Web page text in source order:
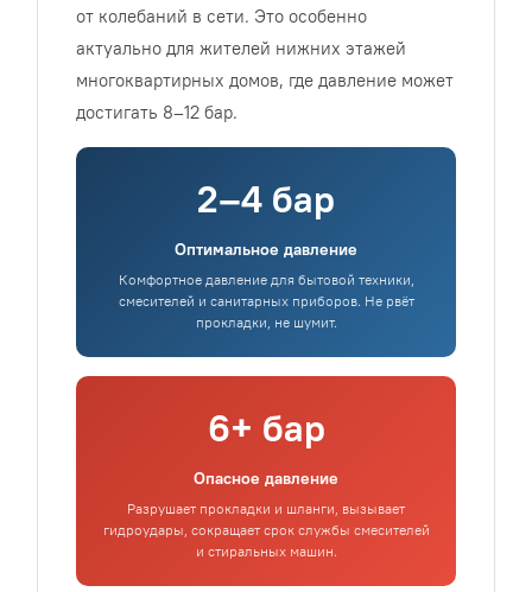
от колебаний в сети. Это особенно
актуально для жителей нижних этажей
многоквартирных домов, где давление может
достигать 8–12 бар.
2–4 бар
Оптимальное давление
Комфортное давление для бытовой техники,
смесителей и санитарных приборов. Не рвёт
прокладки, не шумит.
6+ бар
Опасное давление
Разрушает прокладки и шланги, вызывает
гидроудары, сокращает срок службы смесителей
и стиральных машин.